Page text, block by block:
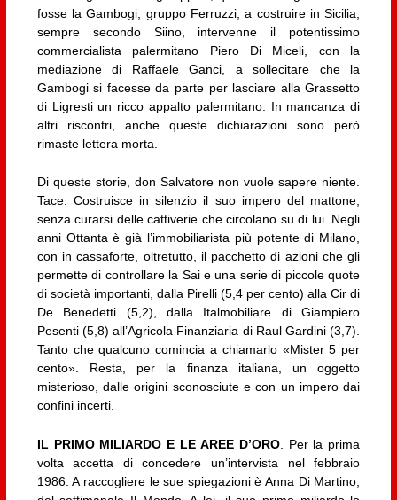
fosse la Gambogi, gruppo Ferruzzi, a costruire in Sicilia;
sempre secondo Siino, intervenne il potentissimo
commercialista palermitano Piero Di Miceli, con la
mediazione di Raffaele Ganci, a sollecitare che la
Gambogi si facesse da parte per lasciare alla Grassetto
di Ligresti un ricco appalto palermitano. In mancanza di
altri riscontri, anche queste dichiarazioni sono però
rimaste lettera morta.
Di queste storie, don Salvatore non vuole sapere niente.
Tace. Costruisce in silenzio il suo impero del mattone,
senza curarsi delle cattiverie che circolano su di lui. Negli
anni Ottanta è già l’immobiliarista più potente di Milano,
con in cassaforte, oltretutto, il pacchetto di azioni che gli
permette di controllare la Sai e una serie di piccole quote
di società importanti, dalla Pirelli (5,4 per cento) alla Cir di
De Benedetti (5,2), dalla Italmobiliare di Giampiero
Pesenti (5,8) all’Agricola Finanziaria di Raul Gardini (3,7).
Tanto che qualcuno comincia a chiamarlo «Mister 5 per
cento». Resta, per la finanza italiana, un oggetto
misterioso, dalle origini sconosciute e con un impero dai
confini incerti.
IL PRIMO MILIARDO E LE AREE D’ORO. Per la prima
volta accetta di concedere un’intervista nel febbraio
1986. A raccogliere le sue spiegazioni è Anna Di Martino,